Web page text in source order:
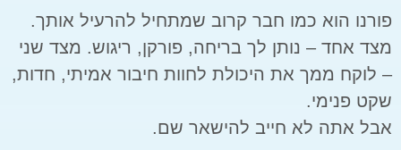
פורנו הוא כמו חבר קרוב שמתחיל להרעיל אותך.
מצד אחד – נותן לך בריחה, פורקן, ריגוש. מצד שני
– לוקח ממך את היכולת לחוות חיבור אמיתי, חדות,
שקט פנימי.
אבל אתה לא חייב להישאר שם.